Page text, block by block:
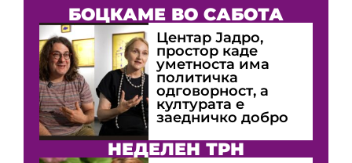
БОЦКАМЕ ВО САБОТА
Центар Јадро,
простор каде
уметноста има
политичка
одговорност, а
културата е
заедничко добро
НЕДЕЛЕН ТРН